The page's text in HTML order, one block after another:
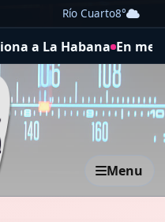
Río Cuarto8°
En medio de la
Menu